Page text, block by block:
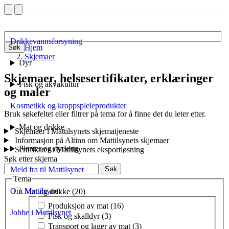
Søk
Drikkevannsforsyning
Dyr
Fisk og akvakultur
Kosmetikk og kroppspleieprodukter
Mat og drikke
Planter og dyrking
Meld fra til Mattilsynet
Om Mattilsynet
Jobbe i Mattilsynet
Hjem
Skjemaer
Skjemaer, helsesertifikater, erklæringer
og maler
Bruk søkefeltet eller filtrer på tema for å finne det du leter etter.
Skjemaer i Mattilsynets skjematjeneste
Informasjon på Altinn om Mattilsynets skjemaer
Sertifikater i Mattilsynets eksportløsning
Søk etter skjema
Søk
Tema
Mat og drikke (20)
Tema i mat og drikke
Produksjon av mat (16)
Fisk og skalldyr (3)
Transport og lager av mat (3)